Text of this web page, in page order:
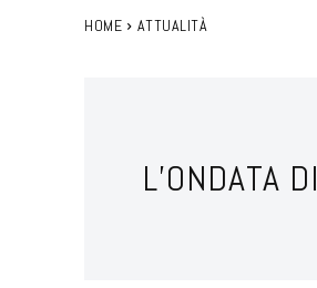
HOME ATTUALITÀ
L’ONDATA